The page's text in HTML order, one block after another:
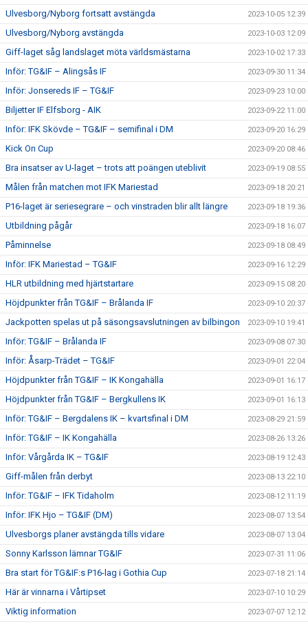
Ulvesborg/Nyborg fortsatt avstängda 2023-10-05 12:39
Ulvesborg/Nyborg avstängda 2023-10-03 12:09
Giff-laget såg landslaget möta världsmästarna 2023-10-02 17:33
Inför: TG&IF – Alingsås IF 2023-09-30 11:34
Inför: Jonsereds IF – TG&IF 2023-09-23 10:00
Biljetter IF Elfsborg - AIK 2023-09-22 11:00
Inför: IFK Skövde – TG&IF – semifinal i DM 2023-09-20 16:29
Kick On Cup 2023-09-20 08:46
Bra insatser av U-laget – trots att poängen uteblivit 2023-09-19 08:55
Målen från matchen mot IFK Mariestad 2023-09-18 20:21
P16-laget är seriesegrare – och vinstraden blir allt längre 2023-09-18 19:36
Utbildning pågår 2023-09-18 16:07
Påminnelse 2023-09-18 08:49
Inför: IFK Mariestad – TG&IF 2023-09-16 12:29
HLR utbildning med hjärtstartare 2023-09-15 08:20
Höjdpunkter från TG&IF – Brålanda IF 2023-09-10 20:37
Jackpotten spelas ut på säsongsavslutningen av bilbingon 2023-09-10 19:41
Inför: TG&IF – Brålanda IF 2023-09-08 07:30
Inför: Åsarp-Trädet – TG&IF 2023-09-01 22:04
Höjdpunkter från TG&IF – IK Kongahälla 2023-09-01 16:17
Höjdpunkter från TG&IF – Bergkullens IK 2023-09-01 16:13
Inför: TG&IF – Bergdalens IK – kvartsfinal i DM 2023-08-29 21:59
Inför: TG&IF – IK Kongahälla 2023-08-26 13:26
Inför: Vårgårda IK – TG&IF 2023-08-19 12:43
Giff-målen från derbyt 2023-08-13 22:10
Inför: TG&IF – IFK Tidaholm 2023-08-12 11:19
Inför: IFK Hjo – TG&IF (DM) 2023-08-07 13:54
Ulvesborgs planer avstängda tills vidare 2023-08-07 13:04
Sonny Karlsson lämnar TG&IF 2023-07-31 11:06
Bra start för TG&IF:s P16-lag i Gothia Cup 2023-07-18 21:14
Här är vinnarna i Vårtipset 2023-07-10 10:29
Viktig information 2023-07-07 12:12